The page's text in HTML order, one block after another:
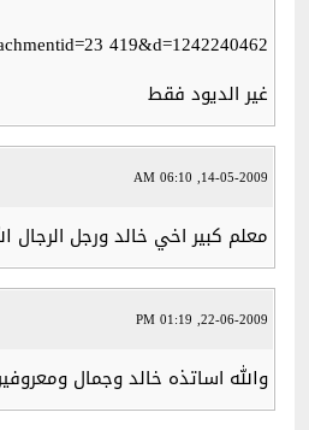
419&d=1242240462
غير الديود فقط
14-05-2009, 06:10 AM
معلم كبير اخي خالد ورجل
22-06-2009, 01:19 PM
والله اساتذه خالد وجمال